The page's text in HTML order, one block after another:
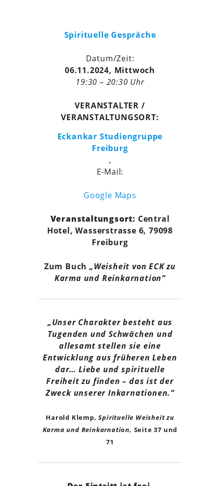
Spirituelle Gespräche
Datum/Zeit:
06.11.2024, Mittwoch
19:30 – 20:30 Uhr
VERANSTALTER /
VERANSTALTUNGSORT:
Eckankar Studiengruppe
Freiburg
,
E-Mail:
Google Maps
Veranstaltungsort: Central
Hotel, Wasserstrasse 6, 79098
Freiburg
Zum Buch„Weisheit von ECK zu
Karma und Reinkarnation“
„Unser Charakter besteht aus
Tugenden und Schwächen und
allesamt stellen sie eine
Entwicklung aus früheren Leben
dar… Liebe und spirituelle
Freiheit zu finden – das ist der
Zweck unserer Inkarnationen.“
Harold Klemp,Spirituelle Weisheit zu
Karma und Reinkarnation, Seite 37 und
71